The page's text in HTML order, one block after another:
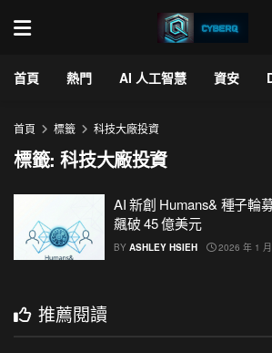
首頁 熱門 AI 人工智慧 資安
首頁 標籤 科技大廠投資
標籤:科技大廠投資
AI 新創 Humans& 種子輪
飆破 45 億美元
BY ASHLEY HSIEH 2026 年 1
推薦閱讀